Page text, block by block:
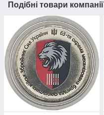
Подібні товари компанії